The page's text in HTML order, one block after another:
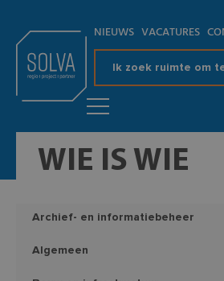
NIEUWS VACATURES
Ik zoek ruimte om
WIE IS WIE
Archief- en informatiebeheer
Algemeen